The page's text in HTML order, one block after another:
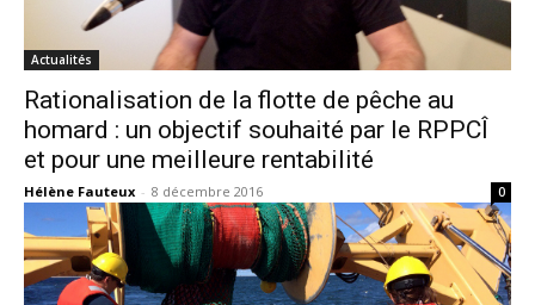
Actualités
Rationalisation de la flotte de pêche au
homard : un objectif souhaité par le RPPCÎ
et pour une meilleure rentabilité
Hélène Fauteux - 8 décembre 2016 0